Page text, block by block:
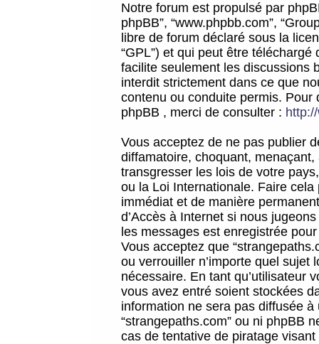
Notre forum est propulsé par
phpBB”, “www.phpbb.com”,
libre de forum déclaré sous la
“GPL”) et qui peut être téléchargé
facilite seulement les discussions
interdit strictement dans ce que
contenu ou conduite permis.
phpBB , merci de consulter :
Vous acceptez de ne pas publier
diffamatoire, choquant,
transgresser les lois de votre
ou la Loi Internationale. Faire
immédiat et de manière
d’Accès à Internet si nous
les messages est enregistrée
Vous acceptez que
ou verrouiller n’importe quel sujet
nécessaire. En tant qu’utilisateur
vous avez entré soient stockées
information ne sera pas diffusée
“strangepaths.com” ou ni phpBB
cas de tentative de piratage